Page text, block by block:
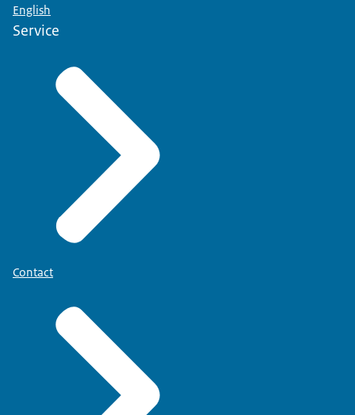
English
Service
Contact